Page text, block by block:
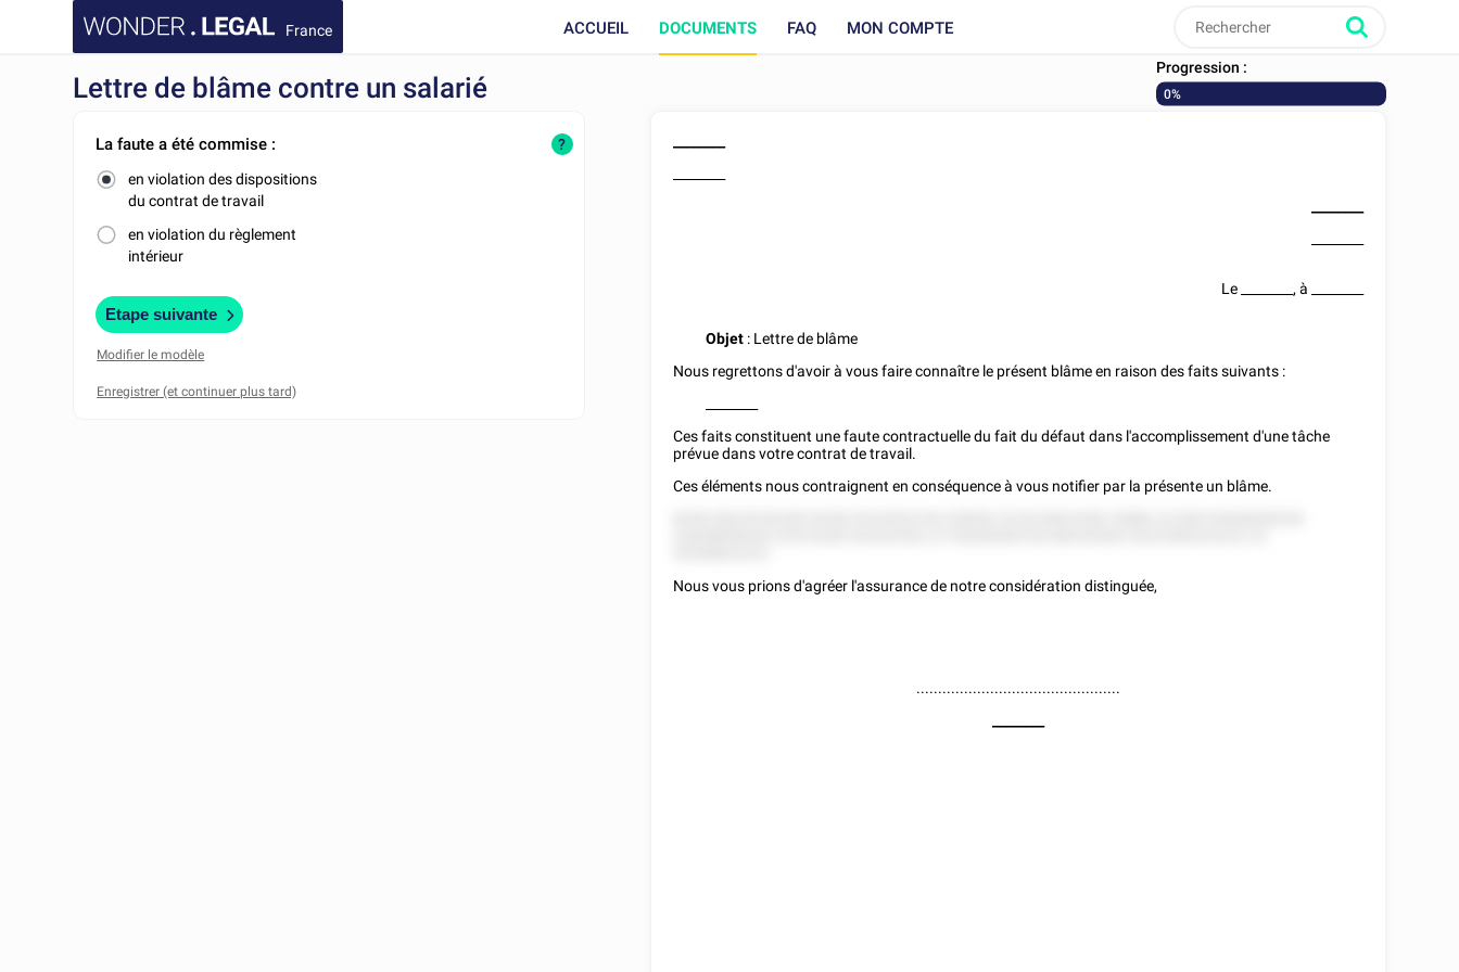
France ACCUEIL DOCUMENTS FAQ MON COMPTE
Lettre de blâme contre un salarié
Progression :
0%
La faute a été commise :
en violation des dispositions
du contrat de travail
en violation du règlement
intérieur
?
Etape suivante
Modifier le modèle
Le , à
Objet : Lettre de blâme
Nous regrettons d'avoir à vous faire connaître le présent blâme en raison des faits suivants :
Ces faits constituent une faute contractuelle du fait du défaut dans l'accomplissement d'une tâche
prévue dans votre contrat de travail.
Ces éléments nous contraignent en conséquence à vous notifier par la présente un blâme.
Nous vous prions d'agréer l'assurance de notre considération distinguée,
...............................................